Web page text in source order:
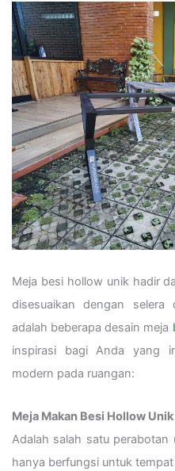
Meja besi hollow unik hadir
disesuaikan dengan selera
adalah beberapa desain meja
inspirasi bagi Anda yang
modern pada ruangan:
Meja Makan Besi Hollow Unik
Adalah salah satu
hanya berfungsi untuk